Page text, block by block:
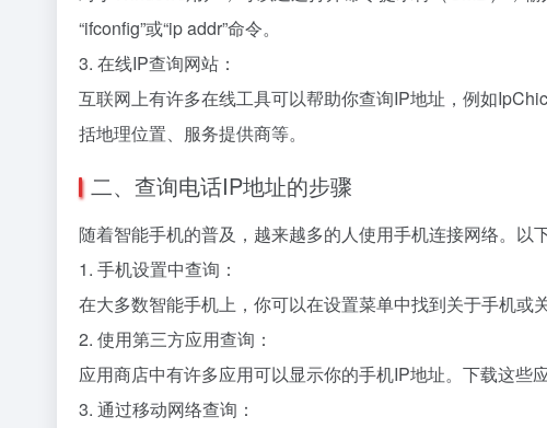
“ifconfig”或“ip addr”命令。
3. 在线IP查询网站：
互联网上有许多在线工具可以帮助你查询IP地址，例如
括地理位置、服务提供商等。
二、查询电话IP地址的步骤
随着智能手机的普及，越来越多的人使用手机连接网络。以
1. 手机设置中查询：
在大多数智能手机上，你可以在设置菜单中找到关于手机或
2. 使用第三方应用查询：
应用商店中有许多应用可以显示你的手机IP地址。下载这些
3. 通过移动网络查询：